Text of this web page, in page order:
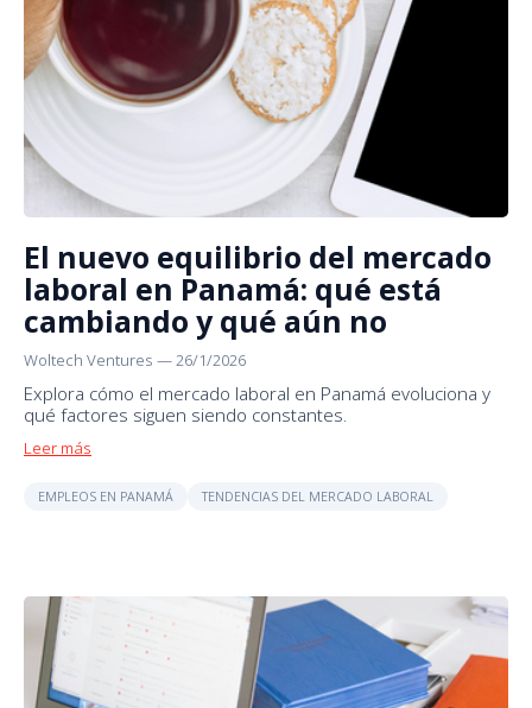
El nuevo equilibrio del mercado
laboral en Panamá: qué está
cambiando y qué aún no
Woltech Ventures —26/1/2026
Explora cómo el mercado laboral en Panamá evoluciona y
qué factores siguen siendo constantes.
Leer más
EMPLEOS EN PANAMÁ TENDENCIAS DEL MERCADO LABORAL